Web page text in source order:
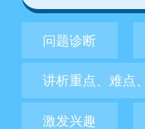
问题诊断
讲析重点、难点
激发兴趣